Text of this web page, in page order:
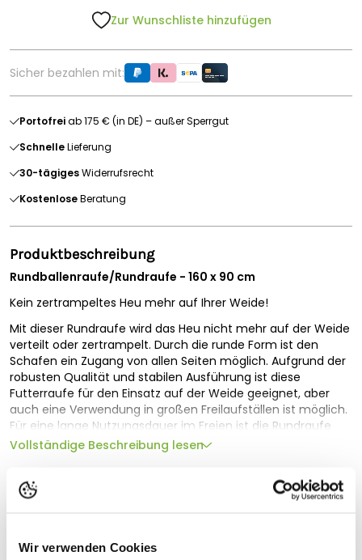
Wir verwenden Cookies
Zur Wunschliste hinzufügen
Sicher bezahlen mit:
Portofreiab 175 € (in DE) – außer Sperrgut
SchnelleLieferung
30-tägigesWiderrufsrecht
KostenloseBeratung
Produktbeschreibung
Rundballenraufe/Rundraufe - 160 x 90 cm
Kein zertrampeltes Heu mehr auf Ihrer Weide!
Mit dieser Rundraufe wird das Heu nicht mehr auf der Weide
verteilt oder zertrampelt. Durch die runde Form ist den
Schafen ein Zugang von allen Seiten möglich. Aufgrund der
robusten Qualität und stabilen Ausführung ist diese
Futterraufe für den Einsatz auf der Weide geeignet, aber
auch eine Verwendung in großen Freilaufställen ist möglich.
Für eine lange Nutzungsdauer im Freien ist die Rundraufe
komplett feuerverzinkt.
Traktors oder indem Sie die Rundraufe aufklappen und das
Heu von Hand einlegen oder einrollen.
Rundballen bis 158 cm Durchmesser, eher für kleine Herden
Vollständige Beschreibung lesen
Technische Spezifikationen
Länge (cm)